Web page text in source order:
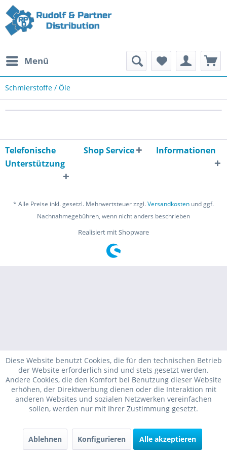
Menü
Schmierstoffe / Öle
Telefonische
Unterstützung
Shop Service Informationen
* Alle Preise inkl. gesetzl. Mehrwertsteuer zzgl.Versandkosten und ggf.
Nachnahmegebühren, wenn nicht anders beschrieben
Realisiert mit Shopware
Diese Website benutzt Cookies, die für den technischen Betrieb
der Website erforderlich sind und stets gesetzt werden.
Andere Cookies, die den Komfort bei Benutzung dieser Website
erhöhen, der Direktwerbung dienen oder die Interaktion mit
anderen Websites und sozialen Netzwerken vereinfachen
sollen, werden nur mit Ihrer Zustimmung gesetzt.
Ablehnen Konfigurieren Alle akzeptieren